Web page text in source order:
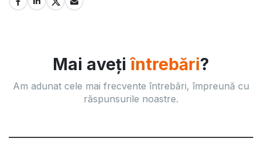
Mai avețiîntrebări?
Am adunat cele mai frecvente întrebări, împreună cu
răspunsurile noastre.